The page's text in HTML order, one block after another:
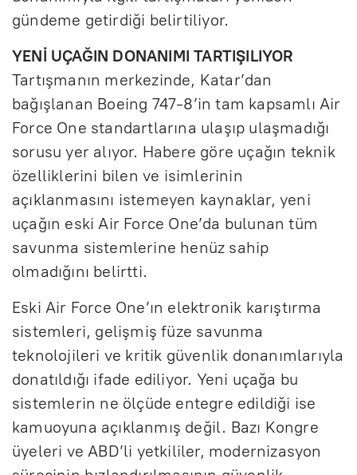
gündeme getirdiği belirtiliyor.
YENİ UÇAĞIN DONANIMI TARTIŞILIYOR
Tartışmanın merkezinde, Katar’dan
bağışlanan Boeing 747-8’in tam kapsamlı Air
Force One standartlarına ulaşıp ulaşmadığı
sorusu yer alıyor. Habere göre uçağın teknik
özelliklerini bilen ve isimlerinin
açıklanmasını istemeyen kaynaklar, yeni
uçağın eski Air Force One’da bulunan tüm
savunma sistemlerine henüz sahip
olmadığını belirtti.
Eski Air Force One’ın elektronik karıştırma
sistemleri, gelişmiş füze savunma
teknolojileri ve kritik güvenlik donanımlarıyla
donatıldığı ifade ediliyor. Yeni uçağa bu
sistemlerin ne ölçüde entegre edildiği ise
kamuoyuna açıklanmış değil. Bazı Kongre
üyeleri ve ABD’li yetkililer, modernizasyon